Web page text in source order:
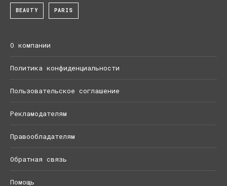
BEAUTY PARIS
О компании
Политика конфиденциальности
Пользовательское соглашение
Рекламодателям
Правообладателям
Обратная связь
Помощь